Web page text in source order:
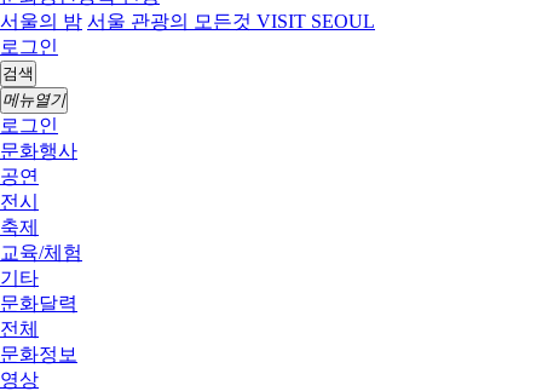
서울의 밤 서울 관광의 모든것 VISIT SEOUL
로그인
검색
메뉴열기
로그인
문화행사
공연
전시
축제
교육/체험
기타
문화달력
전체
문화정보
영상